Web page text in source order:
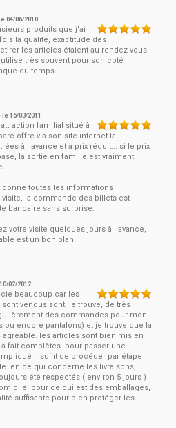
le04/06/2010
produits que j'ai
la qualité, exactitude des
les articles étaient au rendez vous.
très souvent pour son coté
du temps.
le16/03/2011
familial situé à
offre via son site internet la
à l'avance et à prix réduit... si le prix
la sortie en famille est vraiment
toutes les informations
la commande des billets est
bancaire sans surprise.
votre visite quelques jours à l'avance,
est un bon plan !
10/02/2012
beaucoup car les
vendus sont, je trouve, de très
des commandes pour mon
encore pantalons) et je trouve que la
agréable. les articles sont bien mis en
fait complètes. pour passer une
il suffit de procéder par étape
en ce qui concerne les livraisons,
été respectés ( environ 5 jours )
pour ce qui est des emballages,
suffisante pour bien protéger les